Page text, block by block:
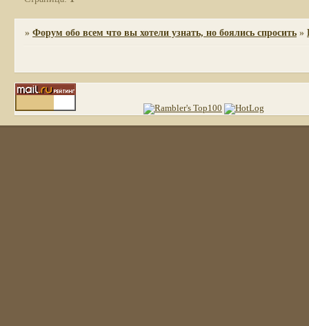
»Форум обо всем что вы хотели узнать, но боялись спросить »